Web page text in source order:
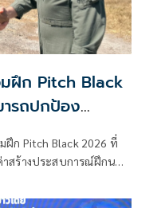
ฝึก Pitch Black
รถปกป้อง
ฝึก Pitch Black 2026 ที่
สร้างประสบการณ์ฝึกนอก